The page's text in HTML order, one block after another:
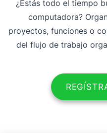
¿Estás todo el tiempo
computadora?
proyectos, funciones o
del flujo de trabajo